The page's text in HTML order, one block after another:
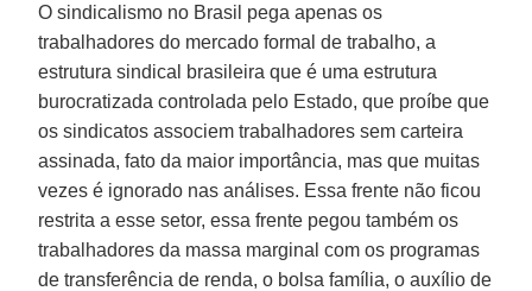
O sindicalismo no Brasil pega apenas os
trabalhadores do mercado formal de trabalho, a
estrutura sindical brasileira que é uma estrutura
burocratizada controlada pelo Estado, que proíbe que
os sindicatos associem trabalhadores sem carteira
assinada, fato da maior importância, mas que muitas
vezes é ignorado nas análises. Essa frente não ficou
restrita a esse setor, essa frente pegou também os
trabalhadores da massa marginal com os programas
de transferência de renda, o bolsa família, o auxílio de